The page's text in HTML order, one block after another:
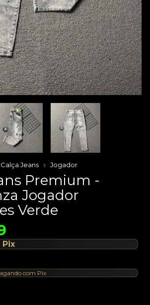
Calça Jeans Jogador
Premium -
Jogador
Verde
Pix
com Pix